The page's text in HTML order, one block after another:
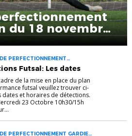
du 18 novembre
PERFECTIONNEMENT
FUTSAL
Futsal: Les dates
de la mise en place du plan
futsal veuillez trouver ci-
dates et horaires de détections.
23 Octobre 10h30/15h
PERFECTIONNEMENT GARDIEN